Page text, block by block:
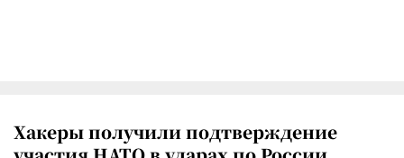
Хакеры получили подтверждение